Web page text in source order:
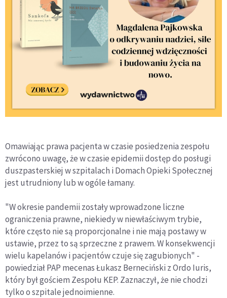
Omawiając prawa pacjenta w czasie posiedzenia zespołu
zwrócono uwagę, że w czasie epidemii dostęp do posługi
duszpasterskiej w szpitalach i Domach Opieki Społecznej
jest utrudniony lub w ogóle łamany.
"W okresie pandemii zostały wprowadzone liczne
ograniczenia prawne, niekiedy w niewłaściwym trybie,
które często nie są proporcjonalne i nie mają postawy w
ustawie, przez to są sprzeczne z prawem. W konsekwencji
wielu kapelanów i pacjentów czuje się zagubionych" -
powiedział PAP mecenas Łukasz Berneciński z Ordo Iuris,
który był gościem Zespołu KEP. Zaznaczył, że nie chodzi
tylko o szpitale jednoimienne.